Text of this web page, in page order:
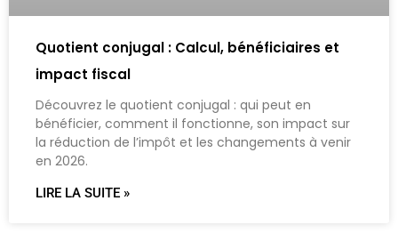
Quotient conjugal : Calcul, bénéficiaires et
impact fiscal
Découvrez le quotient conjugal : qui peut en
bénéficier, comment il fonctionne, son impact sur
la réduction de l’impôt et les changements à venir
en 2026.
LIRE LA SUITE »